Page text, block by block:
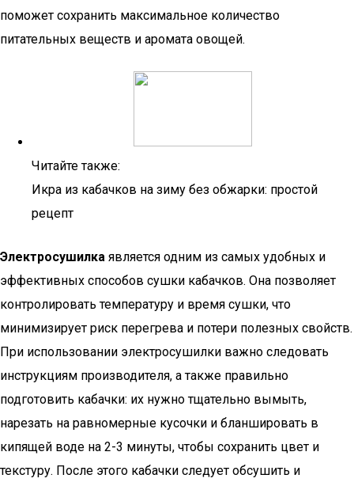
поможет сохранить максимальное количество
питательных веществ и аромата овощей.
Читайте также:
Икра из кабачков на зиму без обжарки: простой
рецепт
Электросушилка является одним из самых удобных и
эффективных способов сушки кабачков. Она позволяет
контролировать температуру и время сушки, что
минимизирует риск перегрева и потери полезных свойств.
При использовании электросушилки важно следовать
инструкциям производителя, а также правильно
подготовить кабачки: их нужно тщательно вымыть,
нарезать на равномерные кусочки и бланшировать в
кипящей воде на 2-3 минуты, чтобы сохранить цвет и
текстуру. После этого кабачки следует обсушить и